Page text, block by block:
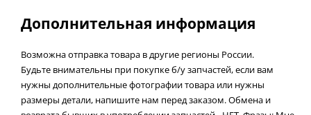
Дополнительная информация
Возможна отправка товара в другие регионы России.
Будьте внимательны при покупке б/у запчастей, если вам
нужны дополнительные фотографии товара или нужны
размеры детали, напишите нам перед заказом. Обмена и